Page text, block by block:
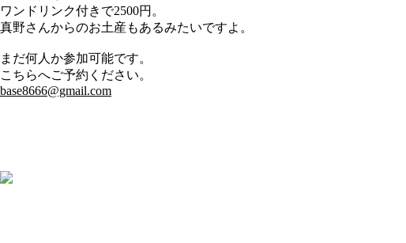
ワンドリンク付きで2500円。
真野さんからのお土産もあるみたいですよ。
まだ何人か参加可能です。
こちらへご予約ください。
base8666@gmail.com